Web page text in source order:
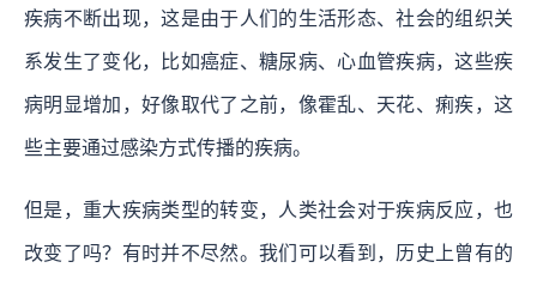
疾病不断出现，这是由于人们的生活形态、社会的组织关
系发生了变化，比如癌症、糖尿病、心血管疾病，这些疾
病明显增加，好像取代了之前，像霍乱、天花、痢疾，这
些主要通过感染方式传播的疾病。
但是，重大疾病类型的转变，人类社会对于疾病反应，也
改变了吗？有时并不尽然。我们可以看到，历史上曾有的